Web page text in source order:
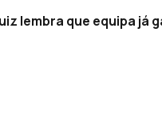
lembra que equipa já